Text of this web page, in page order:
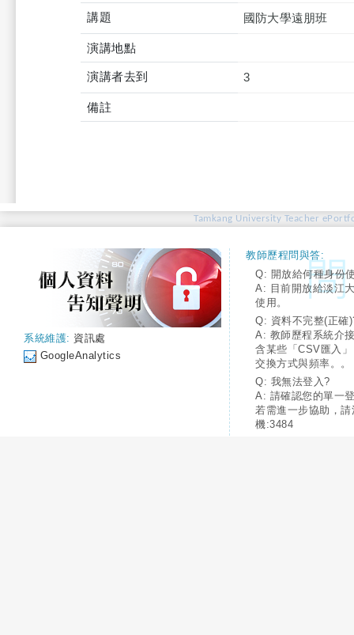
講題 國防大學遠朋班
演講地點
演講者去到 3
備註
Tamkang University Teacher
系統維護: 資訊處
GoogleAnalytics
教師歷程問與答:
Q: 開放給何種身份
A: 目前開放給淡江
使用。
Q: 資料不完整(正確
A: 教師歷程系統介
含某些「CSV匯入
交換方式與頻率。。
Q: 我無法登入?
A: 請確認您的單一
若需進一步協助，
機:3484